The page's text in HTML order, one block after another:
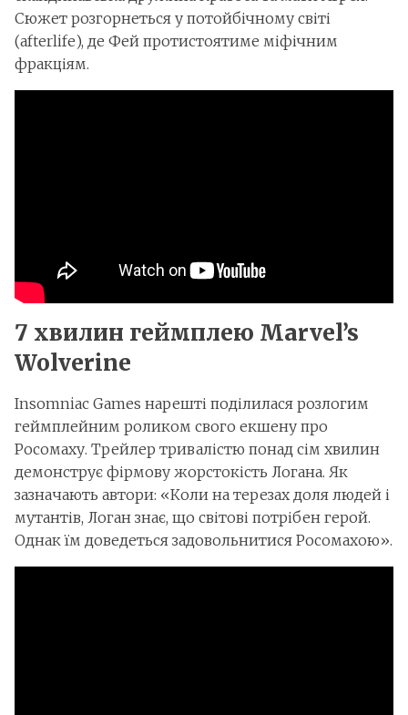
Сюжет розгорнеться у потойбічному світі
(afterlife), де Фей протистоятиме міфічним
фракціям.
7 хвилин геймплею Marvel’s
Wolverine
Insomniac Games нарешті поділилася розлогим
геймплейним роликом свого екшену про
Росомаху. Трейлер тривалістю понад сім хвилин
демонструє фірмову жорстокість Логана. Як
зазначають автори: «Коли на терезах доля людей і
мутантів, Логан знає, що світові потрібен герой.
Однак їм доведеться задовольнитися Росомахою».